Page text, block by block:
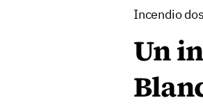
Incendio
Un